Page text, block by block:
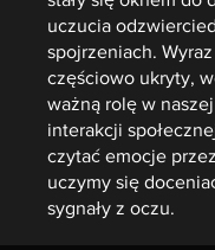
uczucia
spojrzeniach.
częściowo ukryty,
ważną rolę w
interakcji
czytać emocje
uczymy się
sygnały z oczu.